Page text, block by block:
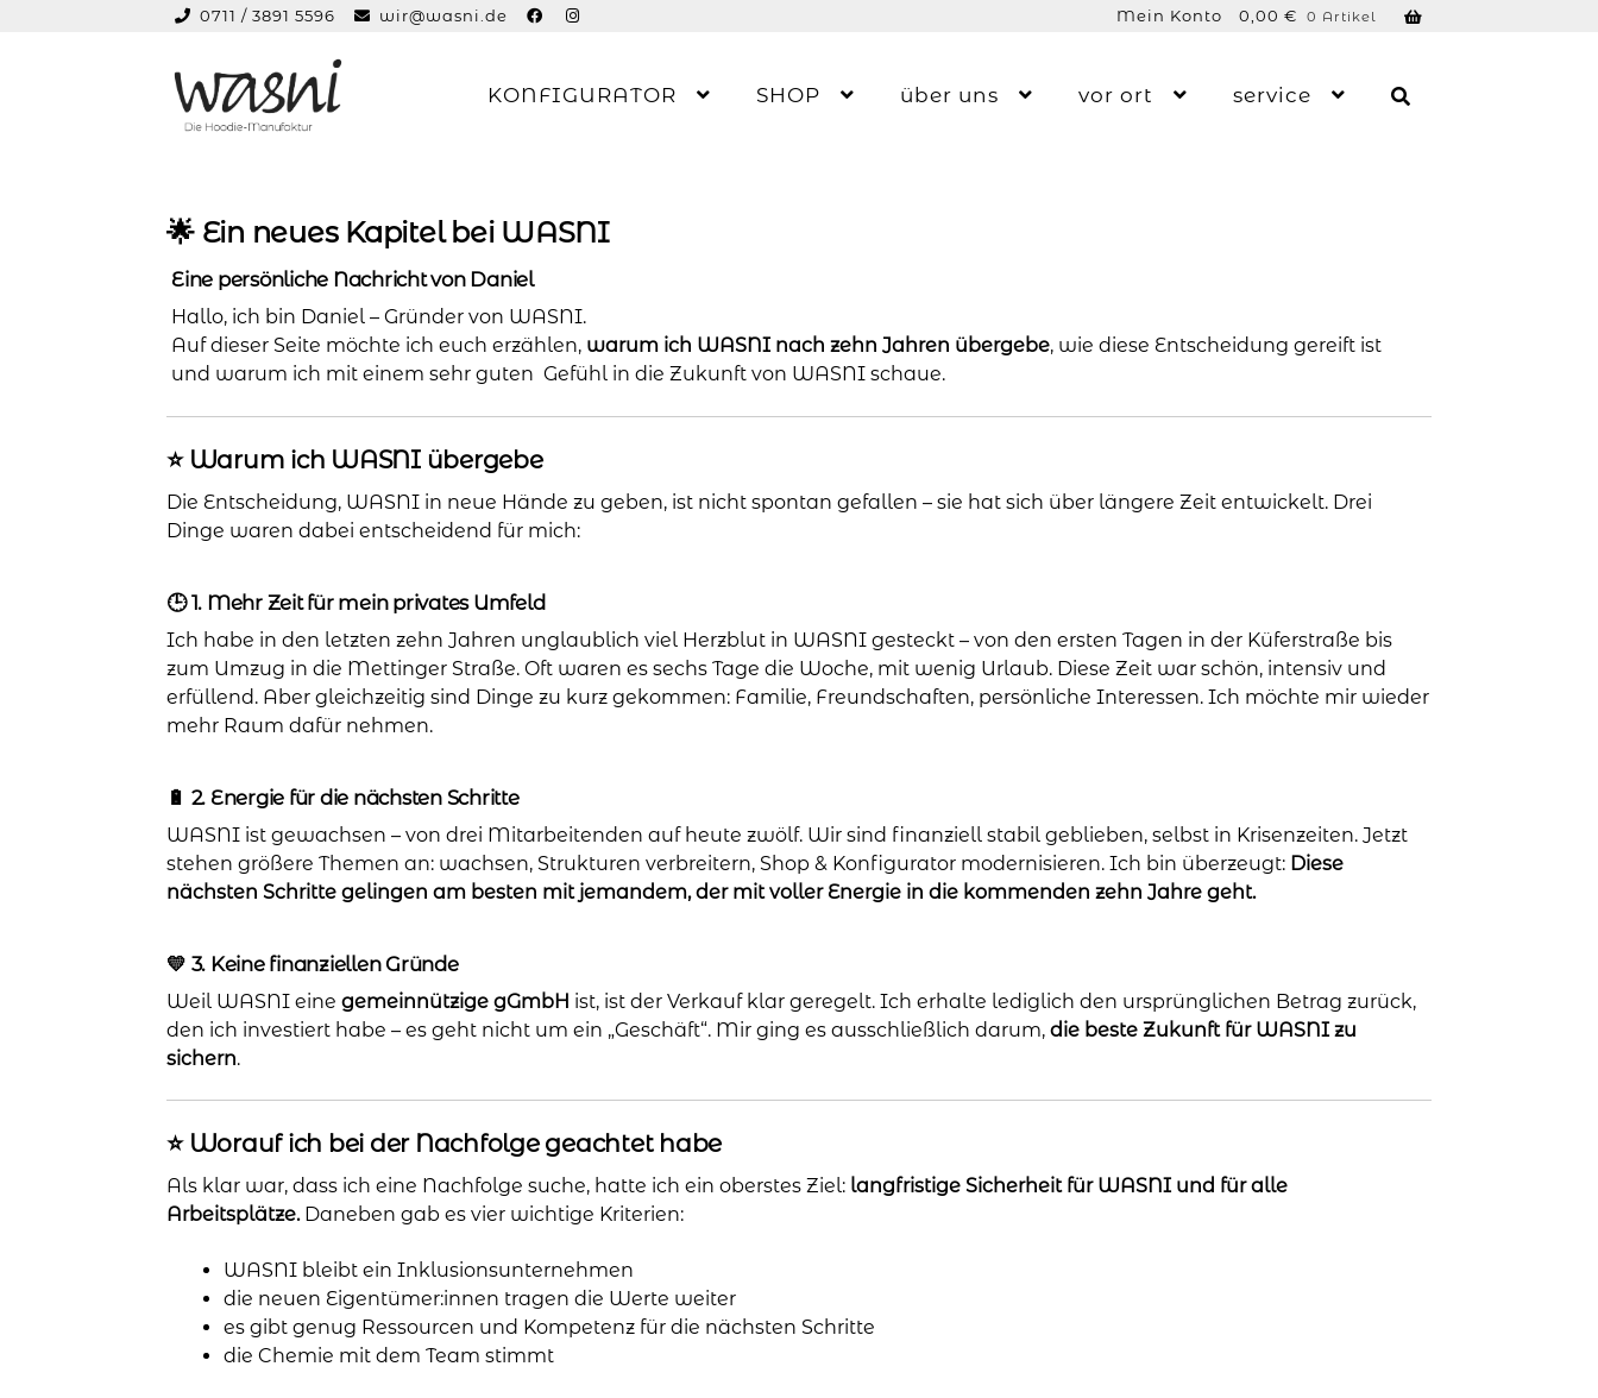
0,00 € 0 Artikel
0711 / 3891 5596 wir@wasni.de Mein Konto
Zur
Zum
KONFIGURATOR SHOP über uns vor ort service
🌟 Ein neues Kapitel bei WASNI
Eine persönliche Nachricht von Daniel
Hallo, ich bin Daniel – Gründer von WASNI.
Auf dieser Seite möchte ich euch erzählen, warum ich WASNI nach zehn Jahren übergebe, wie diese Entscheidung gereift ist
und warum ich mit einem sehr guten Gefühl in die Zukunft von WASNI schaue.
⭐️ Warum ich WASNI übergebe
Die Entscheidung, WASNI in neue Hände zu geben, ist nicht spontan gefallen – sie hat sich über längere Zeit entwickelt. Drei
Dinge waren dabei entscheidend für mich:
🕒 1. Mehr Zeit für mein privates Umfeld
Ich habe in den letzten zehn Jahren unglaublich viel Herzblut in WASNI gesteckt – von den ersten Tagen in der Küferstraße bis
zum Umzug in die Mettinger Straße. Oft waren es sechs Tage die Woche, mit wenig Urlaub. Diese Zeit war schön, intensiv und
erfüllend. Aber gleichzeitig sind Dinge zu kurz gekommen: Familie, Freundschaften, persönliche Interessen. Ich möchte mir wieder
mehr Raum dafür nehmen.
🔋 2. Energie für die nächsten Schritte
WASNI ist gewachsen – von drei Mitarbeitenden auf heute zwölf. Wir sind finanziell stabil geblieben, selbst in Krisenzeiten. Jetzt
stehen größere Themen an: wachsen, Strukturen verbreitern, Shop & Konfigurator modernisieren. Ich bin überzeugt: Diese
nächsten Schritte gelingen am besten mit jemandem, der mit voller Energie in die kommenden zehn Jahre geht.
💛 3. Keine finanziellen Gründe
Weil WASNI einegemeinnützige gGmbH ist, ist der Verkauf klar geregelt. Ich erhalte lediglich den ursprünglichen Betrag zurück,
den ich investiert habe – es geht nicht um ein „Geschäft“. Mir ging es ausschließlich darum,die beste Zukunft für WASNI zu
sichern.
⭐️ Worauf ich bei der Nachfolge geachtet habe
Als klar war, dass ich eine Nachfolge suche, hatte ich ein oberstes Ziel: langfristige Sicherheit für WASNI und für alle
Arbeitsplätze. Daneben gab es vier wichtige Kriterien:
WASNI bleibt ein Inklusionsunternehmen
die neuen Eigentümer:innen tragen die Werte weiter
es gibt genug Ressourcen und Kompetenz für die nächsten Schritte
die Chemie mit dem Team stimmt